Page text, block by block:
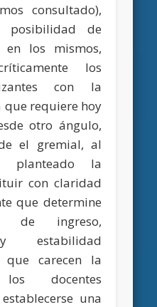
consultado),
posibilidad de
en los mismos,
los
con la
requiere hoy
otro ángulo,
el gremial, al
planteado la
con claridad
que determine
de ingreso,
estabilidad
carecen la
docentes
una